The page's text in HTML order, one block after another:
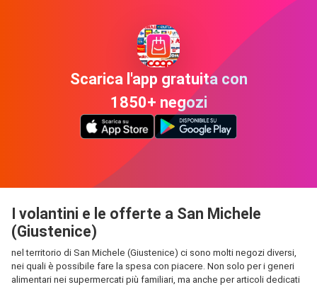
Scarica l'app gratuita con
1850+ negozi
I volantini e le offerte a San Michele
(Giustenice)
nel territorio di San Michele (Giustenice) ci sono molti negozi diversi,
nei quali è possibile fare la spesa con piacere. Non solo per i generi
alimentari nei supermercati più familiari, ma anche per articoli dedicati